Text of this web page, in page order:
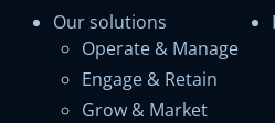
Our solutions
Operate & Manage
Engage & Retain
Grow & Market